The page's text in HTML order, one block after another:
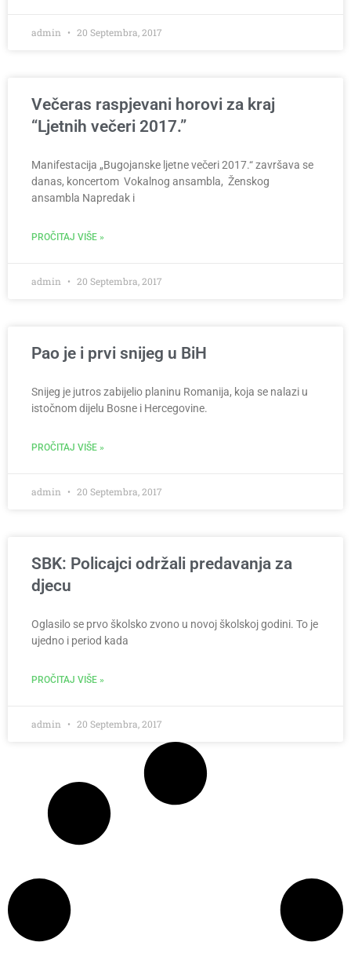
admin 20 Septembra, 2017
Večeras raspjevani horovi za kraj
“Ljetnih večeri 2017.”
Manifestacija „Bugojanske ljetne večeri 2017.“ završava se
danas, koncertom Vokalnog ansambla, Ženskog
ansambla Napredak i
PROČITAJ VIŠE »
admin 20 Septembra, 2017
Pao je i prvi snijeg u BiH
Snijeg je jutros zabijelio planinu Romanija, koja se nalazi u
istočnom dijelu Bosne i Hercegovine.
PROČITAJ VIŠE »
admin 20 Septembra, 2017
SBK: Policajci održali predavanja za
djecu
Oglasilo se prvo školsko zvono u novoj školskoj godini. To je
ujedno i period kada
PROČITAJ VIŠE »
admin 20 Septembra, 2017